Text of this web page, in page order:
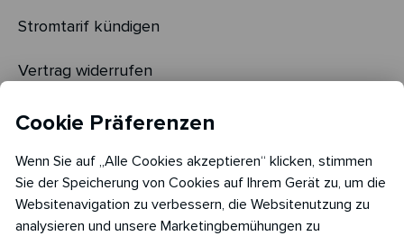
Stromtarif kündigen
Vertrag widerrufen
Cookie Einstellungen
Cookie Präferenzen
Wenn Sie auf „Alle Cookies akzeptieren“ klicken, stimmen
Sie der Speicherung von Cookies auf Ihrem Gerät zu, um die
Websitenavigation zu verbessern, die Websitenutzung zu
analysieren und unsere Marketingbemühungen zu